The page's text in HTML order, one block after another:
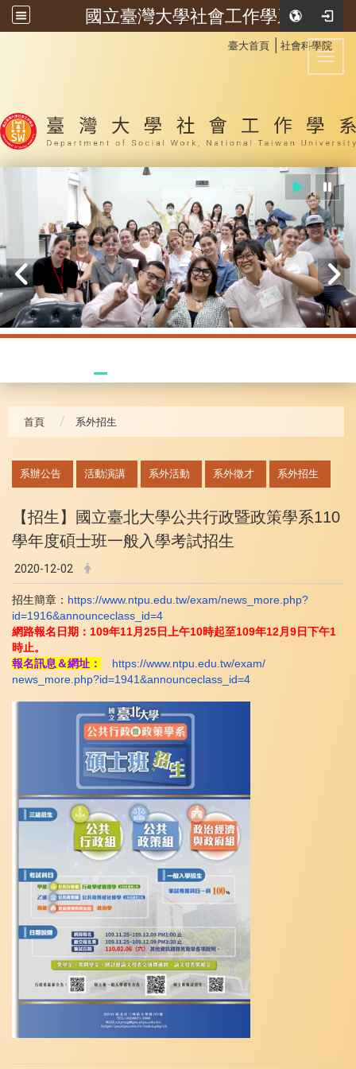
國立臺灣大學社會工作學系
臺大首頁 社會科學院
首頁 系外招生
系辦公告 活動演講 系外活動 系外徵才 系外招生
【招生】國立臺北大學公共行政暨政策學系110
學年度碩士班一般入學考試招生
2020-12-02
招生簡章： https://www.ntpu.edu.tw/exam/news_more.php?
id=1916&announceclass_id=4
網路報名日期： 109年11月 25日上午10時起至109年12月 9日下午1
時止。
報名訊息＆網址：
https://www.ntpu.edu.tw/exam/
news_more.php?id=1941&announceclass_id=4